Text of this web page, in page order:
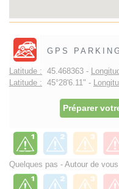
GPS PARKING
Latitude : 45.468363 -
Latitude : 45°28'6.11" -
Préparer
Quelques pas - Autour de vous